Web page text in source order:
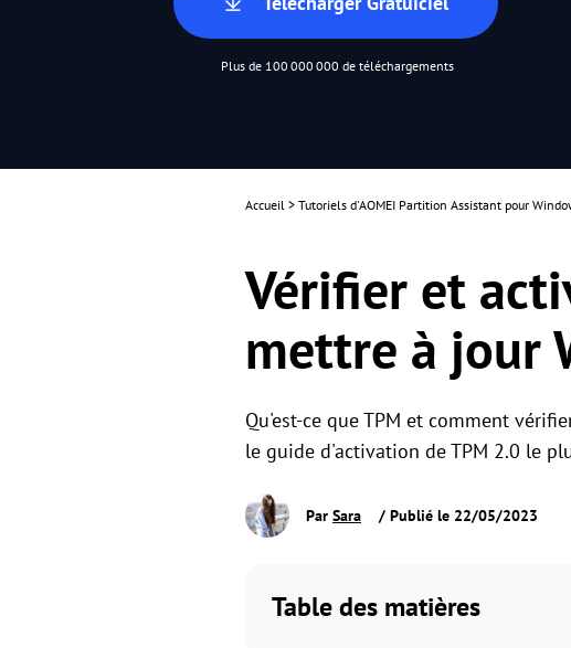
Plus de 100 000 000 de téléchargements
Accueil > Tutoriels d'AOMEI Partition Assistant pour
Vérifier et
mettre à jour
Qu'est-ce que TPM et comment
le guide d'activation de TPM 2.0 le
Par Sara / Publié le 22/05/2023
Table des matières